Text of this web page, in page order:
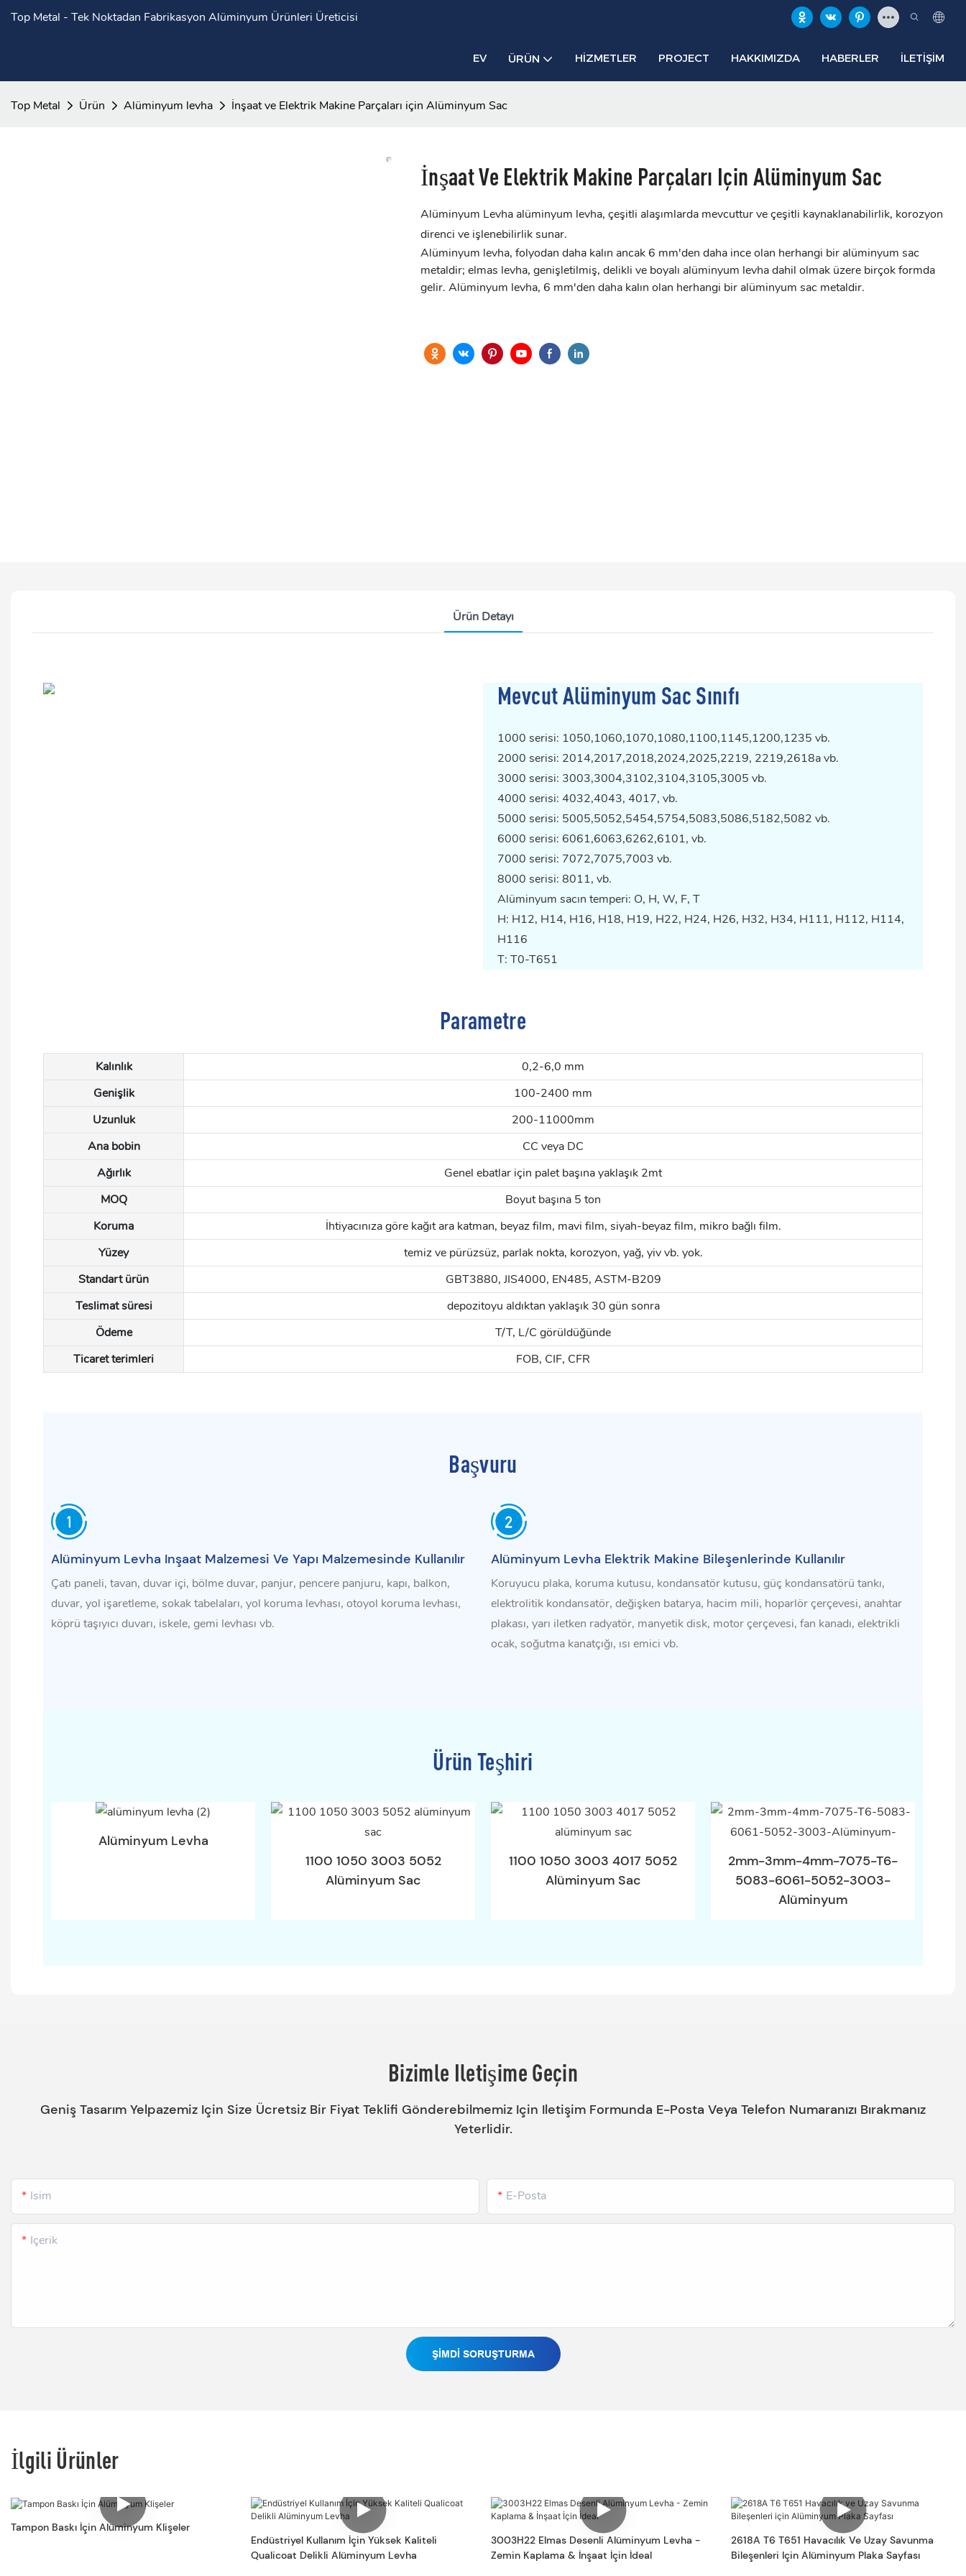
Top Metal - Tek Noktadan Fabrikasyon Alüminyum Ürünleri Üreticisi
EV ÜRÜN HIZMETLER PROJECT HAKKIMIZDA HABERLER İLETIŞIM
Top Metal Ürün Alüminyum levha İnşaat ve Elektrik Makine Parçaları için Alüminyum Sac
İnşaat Ve Elektrik Makine Parçaları Için Alüminyum Sac
Alüminyum Levha alüminyum levha, çeşitli alaşımlarda mevcuttur ve çeşitli kaynaklanabilirlik, korozyon
direnci ve işlenebilirlik sunar.
Alüminyum levha, folyodan daha kalın ancak 6 mm'den daha ince olan herhangi bir alüminyum sac
metaldir; elmas levha, genişletilmiş, delikli ve boyalı alüminyum levha dahil olmak üzere birçok formda
gelir. Alüminyum levha, 6 mm'den daha kalın olan herhangi bir alüminyum sac metaldir.
Ürün Detayı
Mevcut Alüminyum Sac Sınıfı
1000 serisi: 1050,1060,1070,1080,1100,1145,1200,1235 vb.
2000 serisi: 2014,2017,2018,2024,2025,2219, 2219,2618a vb.
3000 serisi: 3003,3004,3102,3104,3105,3005 vb.
4000 serisi: 4032,4043, 4017, vb.
5000 serisi: 5005,5052,5454,5754,5083,5086,5182,5082 vb.
6000 serisi: 6061,6063,6262,6101, vb.
7000 serisi: 7072,7075,7003 vb.
8000 serisi: 8011, vb.
Alüminyum sacın temperi: O, H, W, F, T
H: H12, H14, H16, H18, H19, H22, H24, H26, H32, H34, H111, H112, H114,
H116
T: T0-T651
Parametre
Kalınlık
0,2-6,0 mm
Genişlik
100-2400 mm
Uzunluk
200-11000mm
Ana bobin
CC veya DC
Ağırlık
Genel ebatlar için palet başına yaklaşık 2mt
MOQ
Boyut başına 5 ton
Koruma
İhtiyacınıza göre kağıt ara katman, beyaz film, mavi film, siyah-beyaz film, mikro bağlı film.
Yüzey
temiz ve pürüzsüz, parlak nokta, korozyon, yağ, yiv vb. yok.
Standart ürün
GBT3880, JIS4000, EN485, ASTM-B209
Teslimat süresi
depozitoyu aldıktan yaklaşık 30 gün sonra
Ödeme
T/T, L/C görüldüğünde
Ticaret terimleri
FOB, CIF, CFR
Başvuru
Alüminyum Levha Inşaat Malzemesi Ve Yapı Malzemesinde Kullanılır
Çatı paneli, tavan, duvar içi, bölme duvar, panjur, pencere panjuru, kapı, balkon,
duvar, yol işaretleme, sokak tabelaları, yol koruma levhası, otoyol koruma levhası,
köprü taşıyıcı duvarı, iskele, gemi levhası vb.
Alüminyum Levha Elektrik Makine Bileşenlerinde Kullanılır
Koruyucu plaka, koruma kutusu, kondansatör kutusu, güç kondansatörü tankı,
elektrolitik kondansatör, değişken batarya, hacim mili, hoparlör çerçevesi, anahtar
plakası, yarı iletken radyatör, manyetik disk, motor çerçevesi, fan kanadı, elektrikli
ocak, soğutma kanatçığı, ısı emici vb.
Ürün Teşhiri
Alüminyum Levha
1100 1050 3003 5052
Alüminyum Sac
1100 1050 3003 4017 5052
Alüminyum Sac
2mm-3mm-4mm-7075-T6-
5083-6061-5052-3003-
Alüminyum
Bizimle Iletişime Geçin
Geniş Tasarım Yelpazemiz Için Size Ücretsiz Bir Fiyat Teklifi Gönderebilmemiz Için Iletişim Formunda E-Posta Veya Telefon Numaranızı Bırakmanız
Yeterlidir.
Isim E-Posta
Içerik
ŞIMDI SORUŞTURMA
İlgili Ürünler
Tampon Baskı İçin Alüminyum Klişeler
Endüstriyel Kullanım İçin Yüksek Kaliteli
Qualicoat Delikli Alüminyum Levha
3003H22 Elmas Desenli Alüminyum Levha -
Zemin Kaplama & İnşaat İçin İdeal
2618A T6 T651 Havacılık Ve Uzay Savunma
Bileşenleri Için Alüminyum Plaka Sayfası